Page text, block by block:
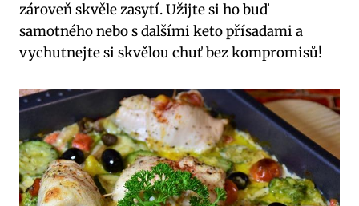
zároveň ⁢skvěle zasytí. Užijte si ho buď
samotného​ nebo s dalšími keto přísadami a
vychutnejte si skvělou chuť bez ⁣kompromisů!